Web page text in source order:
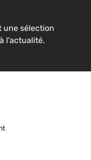
une sélection
l'actualité.